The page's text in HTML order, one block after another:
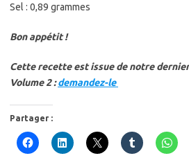
Sel : 0,89 grammes
Bon appétit !
Cette recette est issue de notre
Volume 2 :demandez-le
Partager :